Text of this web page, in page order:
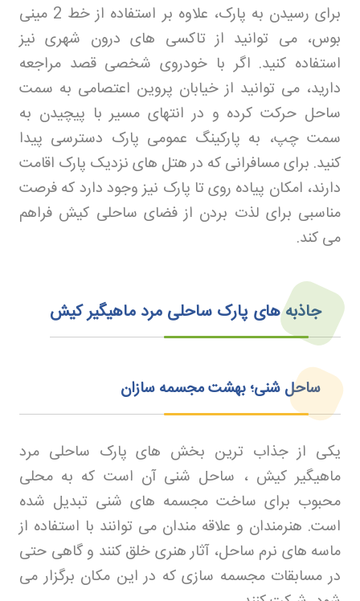
برای رسیدن به پارک، علاوه بر استفاده از خط 2 مینی
بوس، می توانید از تاکسی های درون شهری نیز
استفاده کنید. اگر با خودروی شخصی قصد مراجعه
دارید، می توانید از خیابان پروین اعتصامی به سمت
ساحل حرکت کرده و در انتهای مسیر با پیچیدن به
سمت چپ، به پارکینگ عمومی پارک دسترسی پیدا
کنید. برای مسافرانی که در هتل های نزدیک پارک اقامت
دارند، امکان پیاده روی تا پارک نیز وجود دارد که فرصت
مناسبی برای لذت بردن از فضای ساحلی کیش فراهم
می کند.
جاذبه های پارک ساحلی مرد ماهیگیر کیش
ساحل شنی؛ بهشت مجسمه سازان
یکی از جذاب ترین بخش های پارک ساحلی مرد
ماهیگیر کیش ، ساحل شنی آن است که به محلی
محبوب برای ساخت مجسمه های شنی تبدیل شده
است. هنرمندان و علاقه مندان می توانند با استفاده از
ماسه های نرم ساحل، آثار هنری خلق کنند و گاهی حتی
در مسابقات مجسمه سازی که در این مکان برگزار می